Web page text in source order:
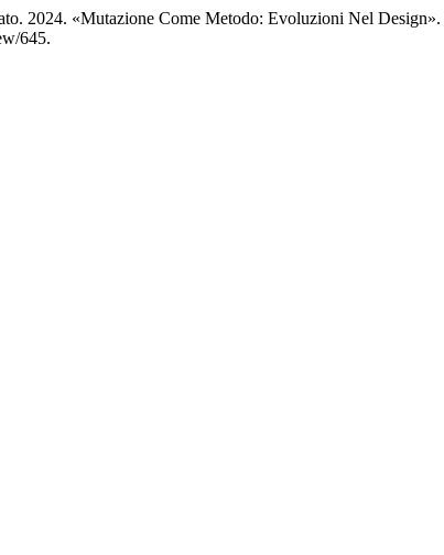
2024. «Mutazione Come Metodo: Evoluzioni Nel Design».
645.